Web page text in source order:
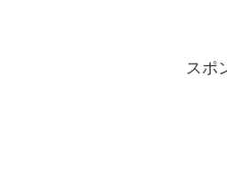
スポ